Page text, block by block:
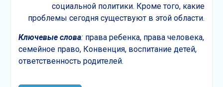
социальной политики. Кроме того, какие
проблемы сегодня существуют в этой области.
Ключевые слова:права ребенка, права человека,
семейное право, Конвенция, воспитание детей,
ответственность родителей.